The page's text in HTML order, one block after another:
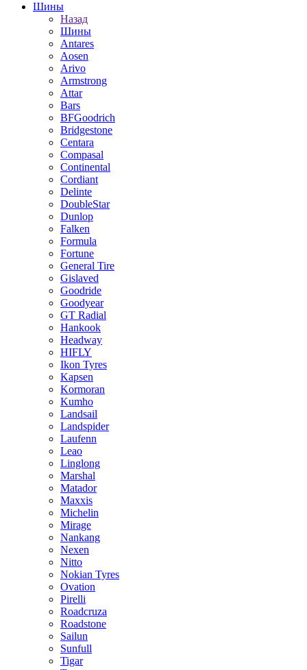
Шины
Назад
Шины
Antares
Aosen
Arivo
Armstrong
Attar
Bars
BFGoodrich
Bridgestone
Centara
Compasal
Continental
Cordiant
Delinte
DoubleStar
Dunlop
Falken
Formula
Fortune
General Tire
Gislaved
Goodride
Goodyear
GT Radial
Hankook
Headway
HIFLY
Ikon Tyres
Kapsen
Kormoran
Kumho
Landsail
Landspider
Laufenn
Leao
Linglong
Marshal
Matador
Maxxis
Michelin
Mirage
Nankang
Nexen
Nitto
Nokian Tyres
Ovation
Pirelli
Roadcruza
Roadstone
Sailun
Sunfull
Tigar